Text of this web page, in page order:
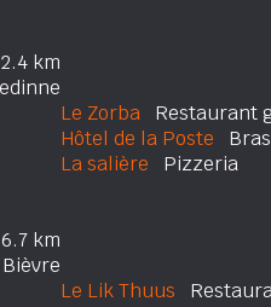
km
Le Zorba Restaurant
Hôtel de la Poste
La salière Pizzeria
km
Le Lik Thuus